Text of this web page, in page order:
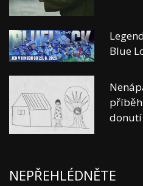
Blue
donutí
NEPŘEHLÉDNĚTE